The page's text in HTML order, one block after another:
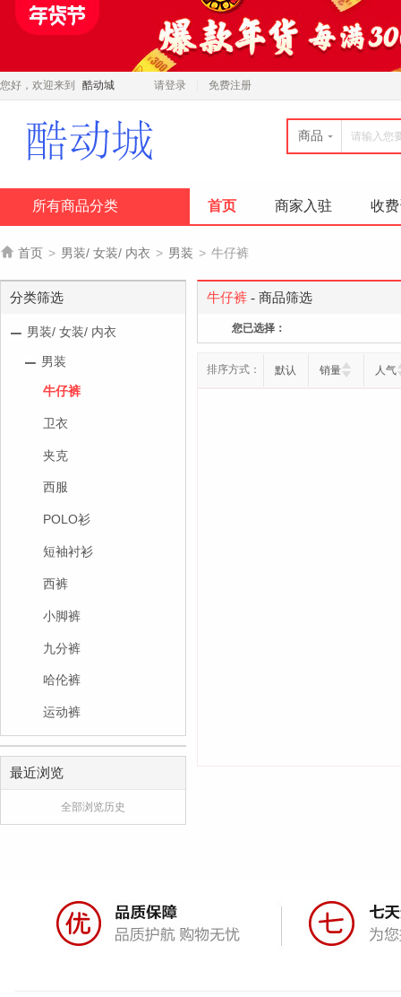
您好，欢迎来到 酷动城 请登录 免费注册
商品
所有商品分类 首页 商家入驻 收
 首页 > 男装/ 女装/ 内衣 > 男装 > 牛仔裤
分类筛选
男装/ 女装/ 内衣
男装
牛仔裤
卫衣
夹克
西服
POLO衫
短袖衬衫
西裤
小脚裤
九分裤
哈伦裤
运动裤
最近浏览
全部浏览历史
牛仔裤 - 商品筛选
您已选择：
排序方式： 默认 销量 人气